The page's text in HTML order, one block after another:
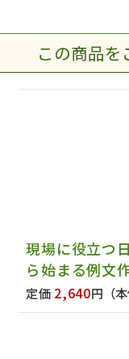
この商品
現場に役立つ
ら始まる例文
定価 2,640円 （